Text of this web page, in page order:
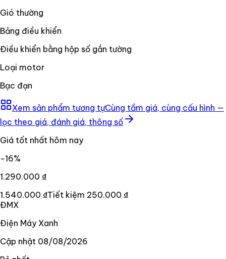
Gió thường
Bảng điều khiển
Điều khiển bằng hộp số gắn tường
Loại motor
Bạc đạn
Xem sản phẩm tương tựCùng tầm giá, cùng cấu hình —
lọc theo giá, đánh giá, thông số
Giá tốt nhất hôm nay
−16%
1.290.000 ₫
1.540.000 ₫Tiết kiệm 250.000 ₫
ĐMX
Điện Máy Xanh
Cập nhật 08/08/2026